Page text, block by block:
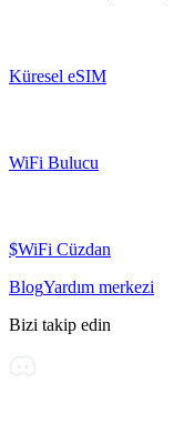
Küresel eSIM
WiFi Bulucu
$WiFi Cüzdan
BlogYardım merkezi
Bizi takip edin